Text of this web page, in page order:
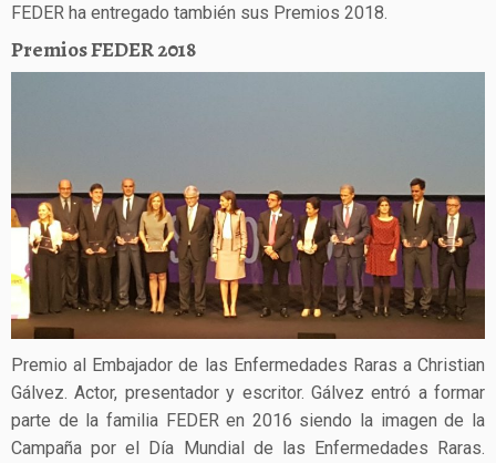
FEDER ha entregado también sus Premios 2018.
Premios FEDER 2018
Premio al Embajador de las Enfermedades Raras a Christian
Gálvez. Actor, presentador y escritor. Gálvez entró a formar
parte de la familia FEDER en 2016 siendo la imagen de la
Campaña por el Día Mundial de las Enfermedades Raras.